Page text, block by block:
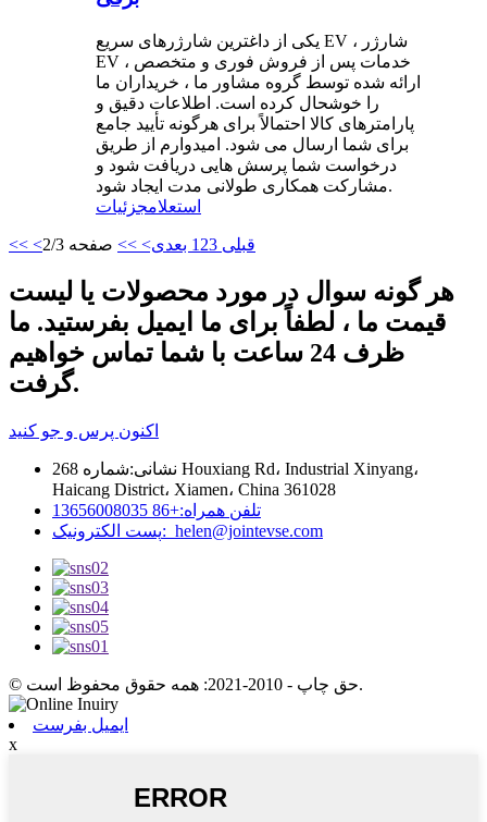
یکی از داغترین شارژرهای سریع EV ، شارژر
EV ، خدمات پس از فروش فوری و متخصص
ارائه شده توسط گروه مشاور ما ، خریداران ما
را خوشحال کرده است. اطلاعات دقیق و
پارامترهای کالا احتمالاً برای هرگونه تأیید جامع
برای شما ارسال می شود. امیدوارم از طریق
درخواست شما پرسش هایی دریافت شود و
مشارکت همکاری طولانی مدت ایجاد شود.
استعلامجزئیات
<< <قبلی 1 23 بعدی> >> صفحه 2/3
هر گونه سوال در مورد محصولات یا لیست
قیمت ما ، لطفاً برای ما ایمیل بفرستید. ما
ظرف 24 ساعت با شما تماس خواهیم
گرفت.
اکنون پرس و جو کنید
نشانی:
شماره 268 Houxiang Rd، Industrial Xinyang،
Haicang District، Xiamen، China 361028
تلفن همراه:+86 13656008035
پست الکترونیک: helen@jointevse.com
© حق چاپ - 2010-2021: همه حقوق محفوظ است.
ایمیل بفرست
x